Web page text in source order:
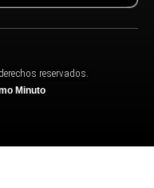
reservados.
Minuto